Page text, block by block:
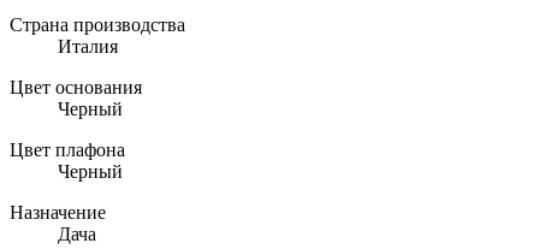
Страна производства
Италия
Цвет основания
Черный
Цвет плафона
Черный
Назначение
Дача